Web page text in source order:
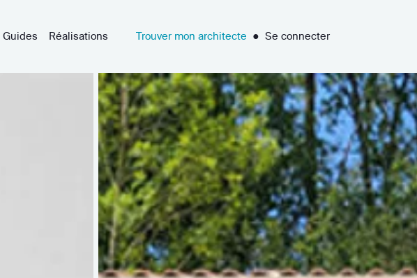
Guides Réalisations Trouver mon architecte ● Se connecter